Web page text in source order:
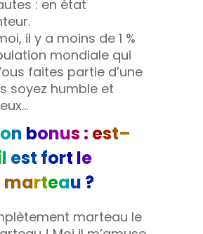
: en état
il y a moins de 1 %
mondiale qui
faites partie d’une
soyez humble et
on bonus: est–
l est fort le
marteau ?
marteau le